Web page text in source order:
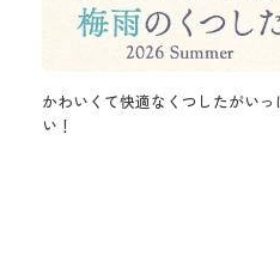
かわいくて快適なくつしたがいっ
い！